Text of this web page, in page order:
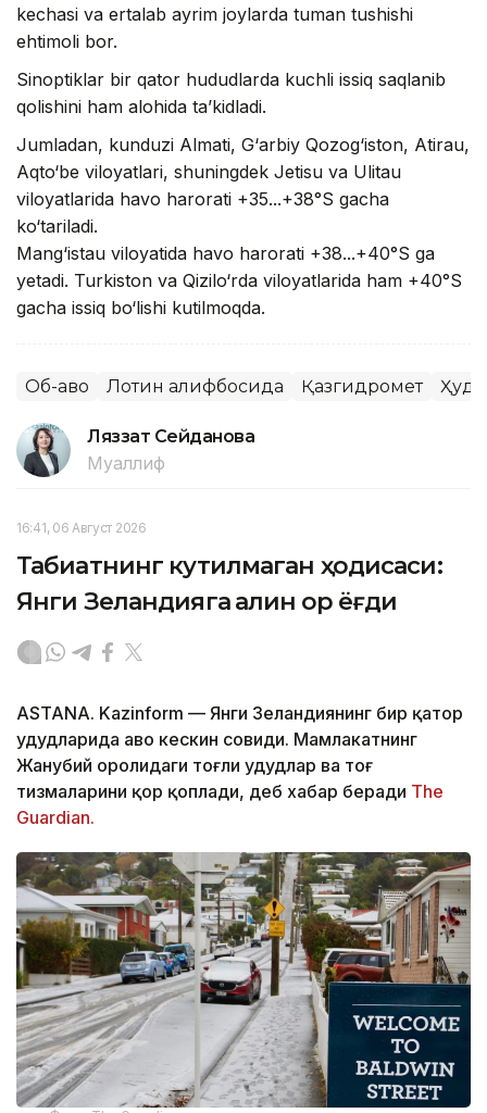
kechasi va ertalab ayrim joylarda tuman tushishi
ehtimoli bor.
Sinoptiklar bir qator hududlarda kuchli issiq saqlanib
qolishini ham alohida ta’kidladi.
Jumladan, kunduzi Almati, G‘arbiy Qozog‘iston, Atirau,
Aqto‘be viloyatlari, shuningdek Jetisu va Ulitau
viloyatlarida havo harorati +35...+38°S gacha
ko‘tariladi.
Mang‘istau viloyatida havo harorati +38...+40°S ga
yetadi. Turkiston va Qizilo‘rda viloyatlarida ham +40°S
gacha issiq bo‘lishi kutilmoqda.
Об-ҳаво Лотин алифбосида Қазгидромет
Ляззат Сейданова
Муаллиф
16:41, 06 Август 2026
Табиатнинг кутилмаган ҳодисаси:
Янги Зеландияга қалин қор ёғди
ASTANA. Kazinform — Янги Зеландиянинг бир қатор
ҳудудларида ҳаво кескин совиди. Мамлакатнинг
Жанубий оролидаги тоғли ҳудудлар ва тоғ
тизмаларини қор қоплади, деб хабар беради The
Guardian.